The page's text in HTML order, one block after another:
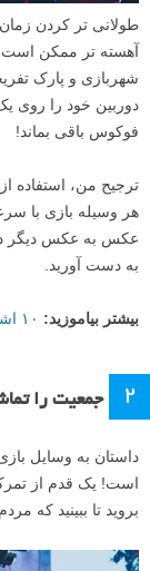
طولانی تر کردن
آهسته تر ممکن
شهربازی و پارک
دوربین خود را روی
فوکوس باقی بماند!
هر وسیله بازی با
عکس به عکس دیگر
به دست آورید.
بیشتر بیاموزید: ۱۰ اشتباه رایج در عکاسی با نوردهی طولانی
۲ جمعیت را
داستان به وسایل
است! یک قدم از
بروید تا ببینید که